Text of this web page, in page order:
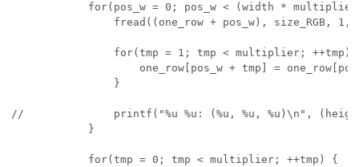
for(pos_w = 0; pos_w < (width * multiplier);
fread((one_row + pos_w), size_RGB, 1,
for(tmp = 1; tmp < multiplier; ++tmp)
one_row[pos_w + tmp] =
}
//              printf("%u %u: (%u, %u, %u)\n",
}
for(tmp = 0; tmp < multiplier; ++tmp) {